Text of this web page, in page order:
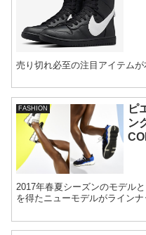
売り切れ必至の注目アイテムが
FASHION
ピ
ン
2017年春夏シーズンのモデル
を得たニューモデルがラインナ